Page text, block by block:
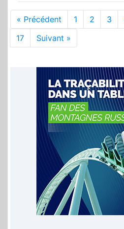
« Précédent 1 2 3
17
Suivant »